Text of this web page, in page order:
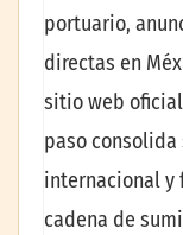
portuario,
directas en
sitio web
paso
internacional y
cadena de